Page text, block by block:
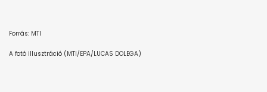
Forrás: MTI
A fotó illusztráció (MTI/EPA/LUCAS DOLEGA)